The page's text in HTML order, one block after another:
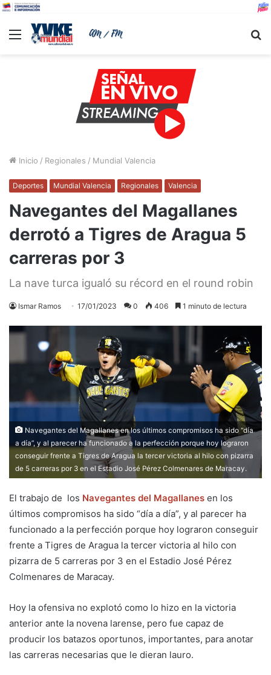
Menu
Inicio / Regionales / Mundial Valencia
Deportes Mundial Valencia Regionales Valencia
Navegantes del Magallanes
derrotó a Tigres de Aragua 5
carreras por 3
La nave turca igualó su récord en el round robin
Ismar Ramos 17/01/2023 0 406 1 minuto de lectura
Navegantes del Magallanes en los últimos compromisos ha sido “día
a día”, y al parecer ha funcionado a la perfección porque hoy lograron
conseguir frente a Tigres de Aragua la tercer victoria al hilo con pizarra
de 5 carreras por 3 en el Estadio José Pérez Colmenares de Maracay.
El trabajo de los Navegantes del Magallanes en los
últimos compromisos ha sido “día a día”, y al parecer ha
funcionado a la perfección porque hoy lograron conseguir
frente a Tigres de Aragua la tercer victoria al hilo con
pizarra de 5 carreras por 3 en el Estadio José Pérez
Colmenares de Maracay.
Hoy la ofensiva no explotó como lo hizo en la victoria
anterior ante la novena larense, pero fue capaz de
producir los batazos oportunos, importantes, para anotar
las carreras necesarias que le dieran lauro.